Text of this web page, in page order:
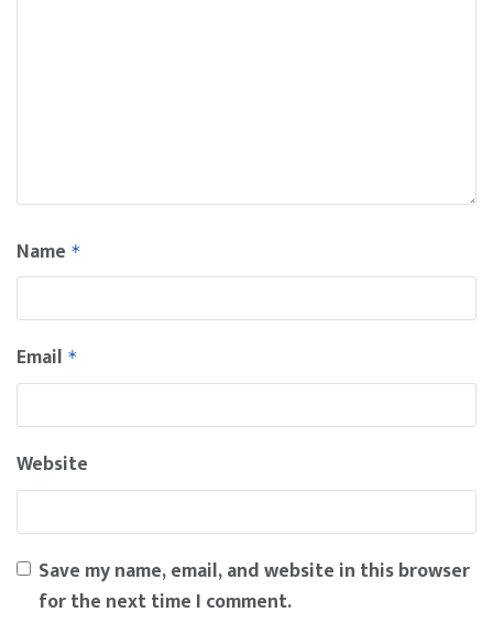
Name *
Email *
Website
Save my name, email, and website in this browser
for the next time I comment.